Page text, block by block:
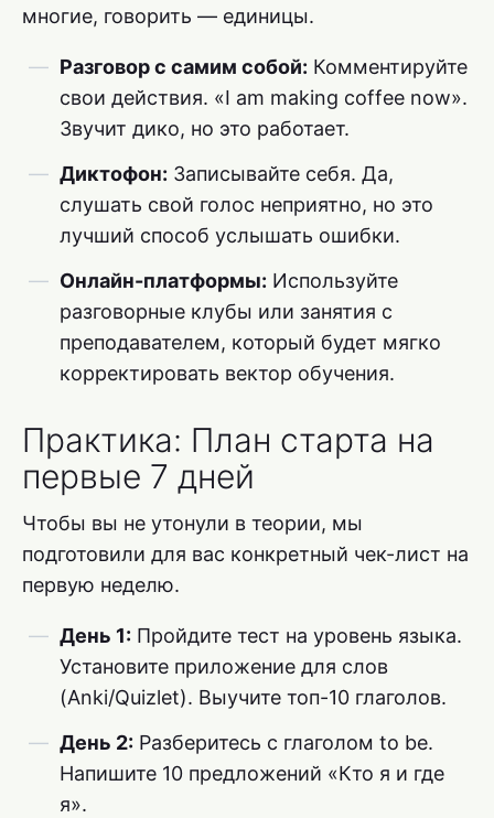
многие, говорить — единицы.
Разговор с самим собой: Комментируйте
свои действия. «I am making coffee now».
Звучит дико, но это работает.
Диктофон: Записывайте себя. Да,
слушать свой голос неприятно, но это
лучший способ услышать ошибки.
Онлайн-платформы: Используйте
разговорные клубы или занятия с
преподавателем, который будет мягко
корректировать вектор обучения.
Практика: План старта на
первые 7 дней
Чтобы вы не утонули в теории, мы
подготовили для вас конкретный чек-лист на
первую неделю.
День 1: Пройдите тест на уровень языка.
Установите приложение для слов
(Anki/Quizlet). Выучите топ-10 глаголов.
День 2: Разберитесь с глаголом to be.
Напишите 10 предложений «Кто я и где
я».